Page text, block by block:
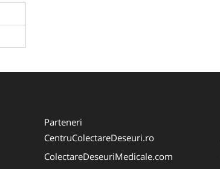
Parteneri
CentruColectareDeseuri.ro
ColectareDeseuriMedicale.com